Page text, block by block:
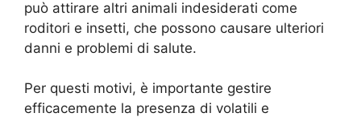
può attirare altri animali indesiderati come
roditori e insetti, che possono causare ulteriori
danni e problemi di salute.
Per questi motivi, è importante gestire
efficacemente la presenza di volatili e